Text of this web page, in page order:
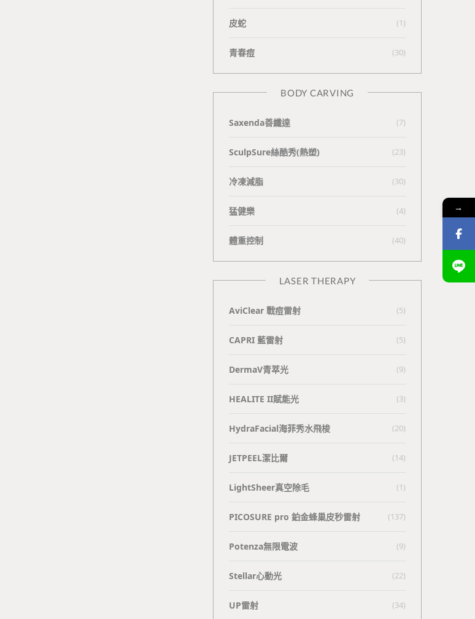
皮蛇 (1)
青春痘 (30)
BODY CARVING
Saxenda善纖達 (7)
SculpSure絲酷秀(熱塑) (23)
冷凍減脂 (30)
猛健樂 (4)
體重控制 (40)
LASER THERAPY
AviClear 戰痘雷射 (5)
CAPRI 藍雷射 (5)
DermaV青萃光 (9)
HEALITE II賦能光 (3)
HydraFacial海菲秀水飛梭 (20)
JETPEEL潔比爾 (14)
LightSheer真空除毛 (1)
PICOSURE pro 鉑金蜂巢皮秒雷射 (137)
Potenza無限電波 (9)
Stellar心動光 (22)
UP雷射 (34)
→